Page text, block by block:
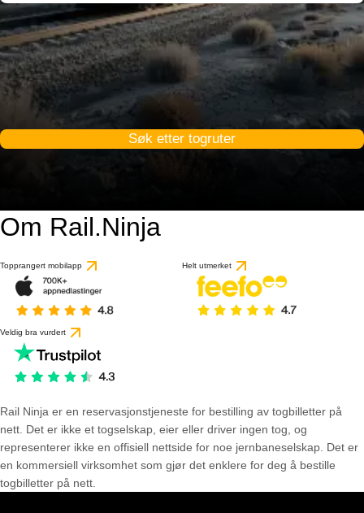
Søk etter togruter
Om Rail.Ninja
Topprangert mobilapp Helt utmerket
Veldig bra vurdert
Rail Ninja er en reservasjons­tjeneste for bestilling av togbilletter på
nett. Det er ikke et togselskap, eier eller driver ingen tog, og
representerer ikke en offisiell nettside for noe jernbaneselskap. Det er
en kommersiell virksomhet som gjør det enklere for deg å bestille
togbilletter på nett.